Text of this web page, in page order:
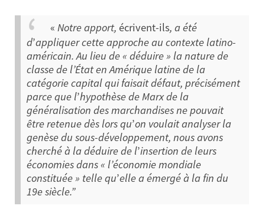
«Notre apport, écrivent-ils, a été
d’appliquer cette approche au contexte latino-
américain. Au lieu de « déduire » la nature de
classe de l’État en Amérique latine de la
catégorie capital qui faisait défaut, précisément
parce que l’hypothèse de Marx de la
généralisation des marchandises ne pouvait
être retenue dès lors qu’on voulait analyser la
genèse du sous-développement, nous avons
cherché à la déduire de l’insertion de leurs
économies dans « l’économie mondiale
constituée » telle qu’elle a émergé à la fin du
19e siècle.”